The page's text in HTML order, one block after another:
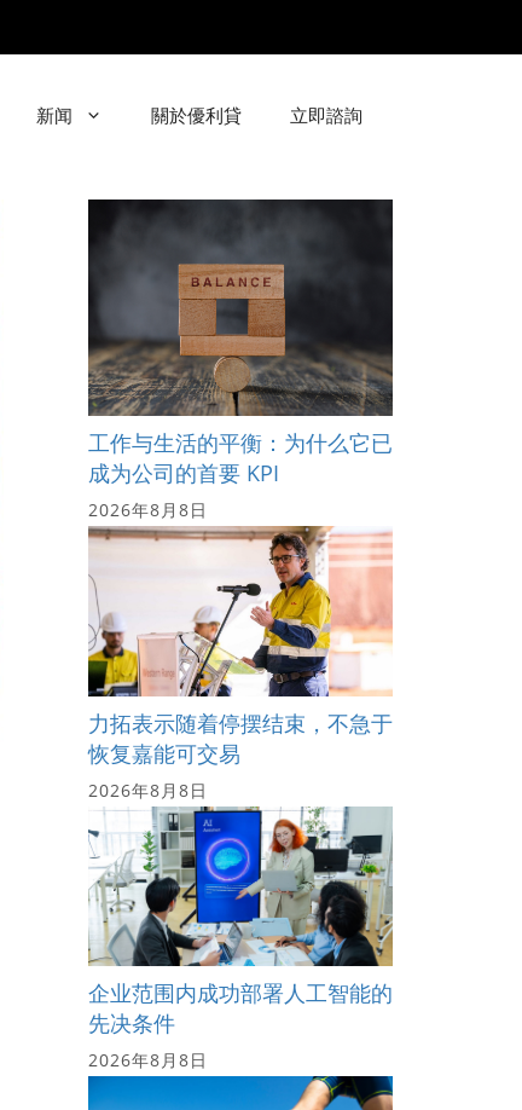
新闻 關於優利貸 立即諮詢
工作与生活的平衡：为什么它已
成为公司的首要 KPI
2026年8月8日
力拓表示随着停摆结束，不急于
恢复嘉能可交易
2026年8月8日
企业范围内成功部署人工智能的
先决条件
2026年8月8日